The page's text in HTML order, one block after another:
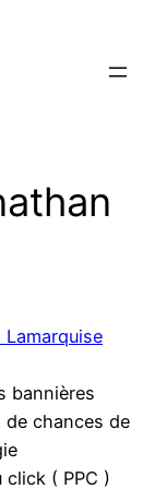
bannières
chances de
click ( PPC )